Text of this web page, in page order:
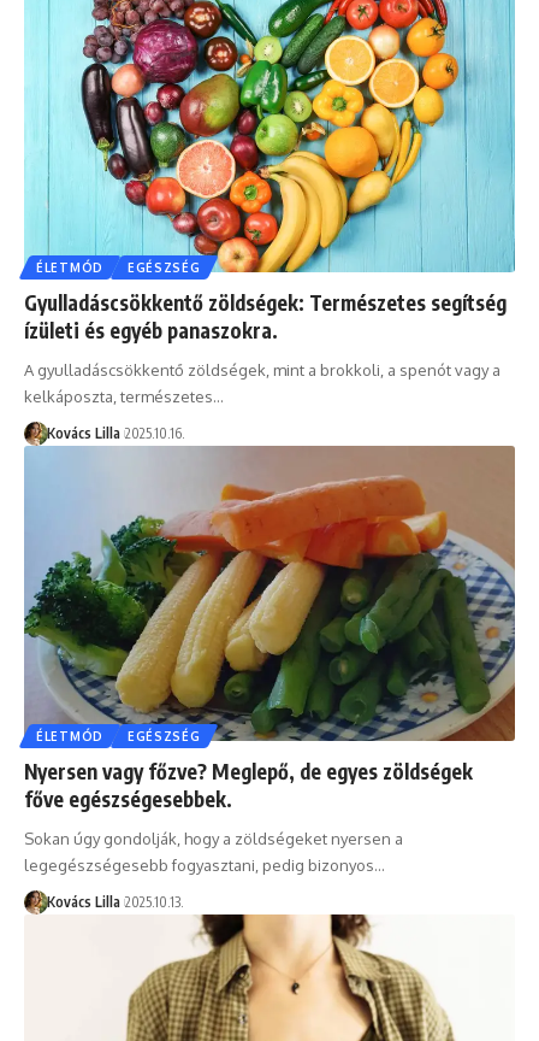
ÉLETMÓD EGÉSZSÉG
Gyulladáscsökkentő zöldségek: Természetes segítség
ízületi és egyéb panaszokra.
A gyulladáscsökkentő zöldségek, mint a brokkoli, a spenót vagy a
kelkáposzta, természetes…
Kovács Lilla 2025.10.16.
ÉLETMÓD EGÉSZSÉG
Nyersen vagy főzve? Meglepő, de egyes zöldségek
főve egészségesebbek.
Sokan úgy gondolják, hogy a zöldségeket nyersen a
legegészségesebb fogyasztani, pedig bizonyos…
Kovács Lilla 2025.10.13.